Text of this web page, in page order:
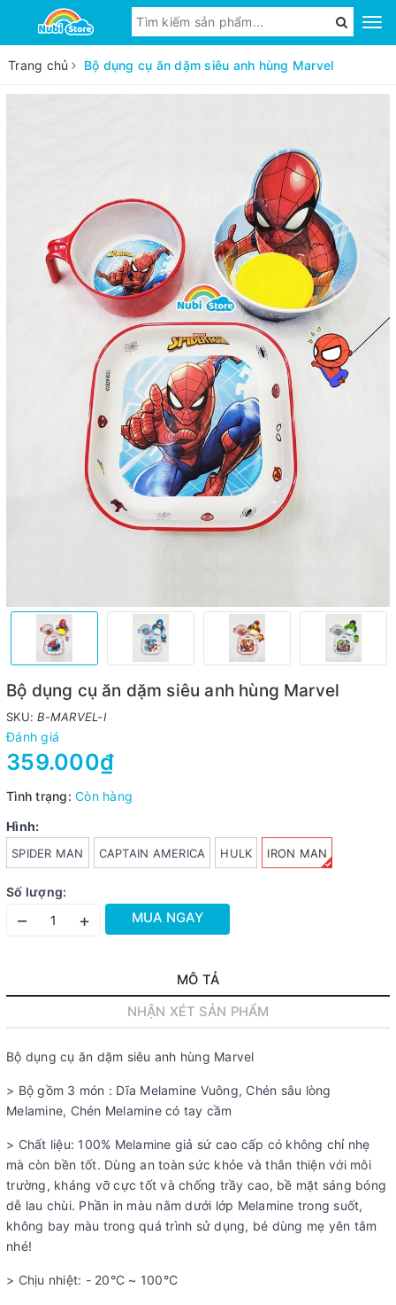
Trang chủ Bộ dụng cụ ăn dặm siêu anh hùng Marvel
Bộ dụng cụ ăn dặm siêu anh hùng Marvel
SKU:B-MARVEL-I
Đánh giá
359.000₫
Tình trạng: Còn hàng
Hình:
SPIDER MAN CAPTAIN AMERICA HULK IRON MAN
Số lượng:
– + MUA NGAY
MÔ TẢ
NHẬN XÉT SẢN PHẨM
Bộ dụng cụ ăn dặm siêu anh hùng Marvel
> Bộ gồm 3 món : Dĩa Melamine Vuông, Chén sâu lòng
Melamine, Chén Melamine có tay cầm
> Chất liệu: 100% Melamine giả sứ cao cấp có không chỉ nhẹ
mà còn bền tốt. Dùng an toàn sức khỏe và thân thiện với môi
trường, kháng vỡ cực tốt và chống trầy cao, bề mặt sáng bóng
dễ lau chùi. Phần in màu nằm dưới lớp Melamine trong suốt,
không bay màu trong quá trình sử dụng, bé dùng mẹ yên tâm
nhé!
> Chịu nhiệt: - 20°C ~ 100°C